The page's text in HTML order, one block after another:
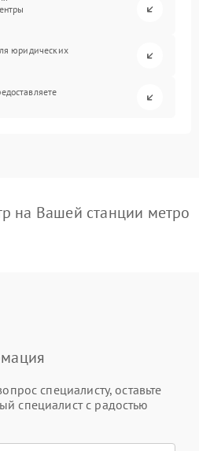
юридических
на Вашей станции метро
специалисту, оставьте
специалист с радостью